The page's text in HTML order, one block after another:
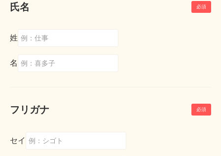
氏名
姓
名
フリガナ
セイ